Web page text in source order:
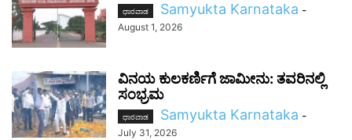
ಧಾರವಾಡ Samyukta Karnataka -
August 1, 2026
ವಿನಯ ಕುಲಕರ್ಣಿಗೆ ಜಾಮೀನು: ತವರಿನಲ್ಲಿ
ಸಂಭ್ರಮ
ಧಾರವಾಡ Samyukta Karnataka -
July 31, 2026